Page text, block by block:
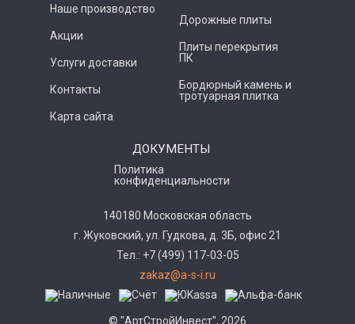
Наше производство
Акции
Услуги доставки
Контакты
Карта сайта
Дорожные плиты
Плиты перекрытия
ПК
Бордюрный камень и
тротуарная плитка
ДОКУМЕНТЫ
Политика
конфиденциальности
140180 Московская область
г. Жуковский, ул. Гудкова, д. 3Б, офис 21
Тел.: +7 (499) 117-03-05
zakaz@a-s-i.ru
© "АртСтройИнвест", 2026